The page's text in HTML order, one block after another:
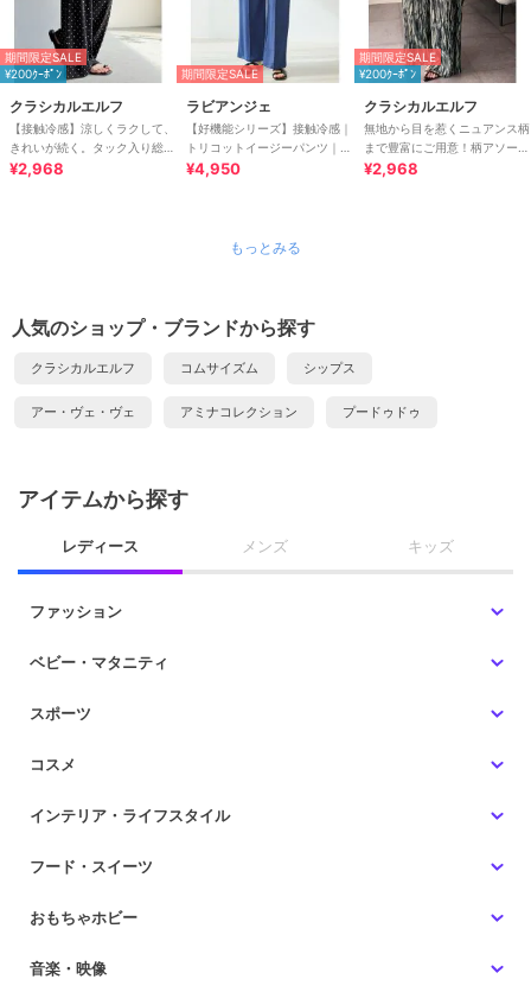
期間限定SALE
¥200ｸｰﾎﾟﾝ
クラシカルエルフ
【接触冷感】涼しくラクして、
きれいが続く。タック入り総柄
ワイドイージーパンツ（ウエス
¥2,968
期間限定SALE
ラビアンジェ
【好機能シリーズ】接触冷感｜
トリコットイージーパンツ｜楽
なのに美脚/ストレッチ/セット
¥4,950
期間限定SALE
¥200ｸｰﾎﾟﾝ
クラシカルエルフ
無地から目を惹くニュアンス柄
まで豊富にご用意！柄アソート
細プリーツパンツ
¥2,968
もっとみる
人気のショップ・ブランドから探す
クラシカルエルフ コムサイズム シップス
アー・ヴェ・ヴェ アミナコレクション プードゥドゥ
アイテムから探す
レディース メンズ キッズ
ファッション
ベビー・マタニティ
スポーツ
コスメ
インテリア・ライフスタイル
フード・スイーツ
おもちゃホビー
音楽・映像